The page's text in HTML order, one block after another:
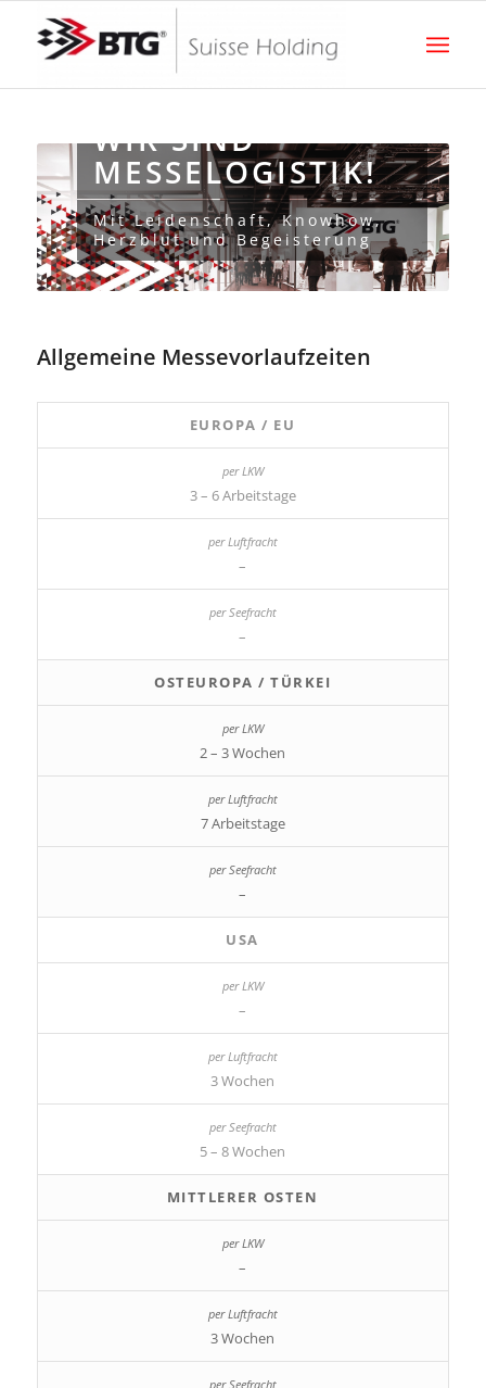
WIR SIND
MESSELOGISTIK!
Mit Leidenschaft, Knowhow,
Herzblut und Begeisterung
Allgemeine Messevorlaufzeiten
EUROPA / EU
3 – 6 Arbeitstage
–
–
OSTEUROPA / TÜRKEI
2 – 3 Wochen
7 Arbeitstage
–
USA
–
3 Wochen
5 – 8 Wochen
MITTLERER OSTEN
–
3 Wochen